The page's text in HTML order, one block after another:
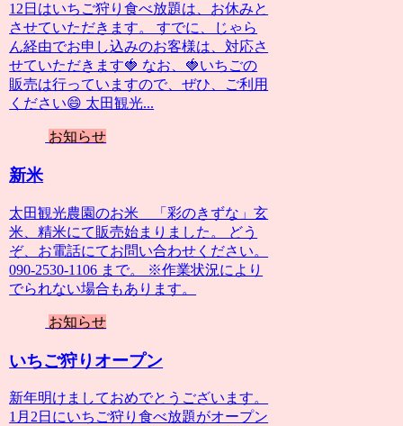
12日はいちご狩り食べ放題は、お休みと
させていただきます。 すでに、じゃら
ん経由でお申し込みのお客様は、対応さ
せていただきます🍓 なお、🍓いちごの
販売は行っていますので、ぜひ、ご利用
ください😄 太田観光...
お知らせ
新米
太田観光農園のお米 「彩のきずな」玄
米、精米にて販売始まりました。 どう
ぞ、お電話にてお問い合わせください。
090-2530-1106 まで。 ※作業状況により
でられない場合もあります。
お知らせ
いちご狩りオープン
新年明けましておめでとうございます。
1月2日にいちご狩り食べ放題がオープン